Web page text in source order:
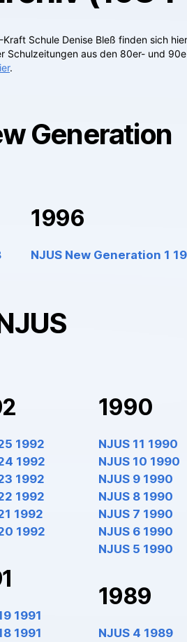
Schule Denise Bleß finden sich
Schulzeitungen aus den 80er- und
.
Generation
1996
NJUS New Generation 1
1992
1992
1992
1992
1992
1992
1991
1991
1990
NJUS 11 1990
NJUS 10 1990
NJUS 9 1990
NJUS 8 1990
NJUS 7 1990
NJUS 6 1990
NJUS 5 1990
1989
NJUS 4 1989